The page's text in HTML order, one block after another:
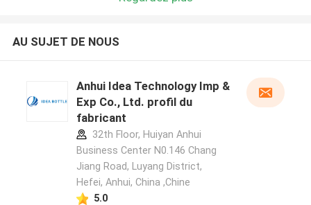
AU SUJET DE NOUS
Anhui Idea Technology Imp &
Exp Co., Ltd. profil du
fabricant
32th Floor, Huiyan Anhui
Business Center N0.146 Chang
Jiang Road, Luyang District,
Hefei, Anhui, China ,Chine
5.0